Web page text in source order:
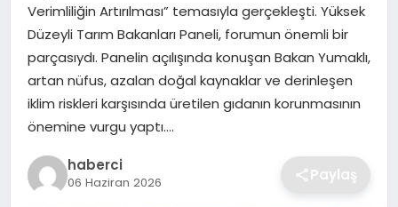
SPOR
TEKNOLOJI
YAŞAM
Verimliliğin Artırılması” temasıyla gerçekleşti. Yüksek
Düzeyli Tarım Bakanları Paneli, forumun önemli bir
parçasıydı. Panelin açılışında konuşan Bakan Yumaklı,
artan nüfus, azalan doğal kaynaklar ve derinleşen
iklim riskleri karşısında üretilen gıdanın korunmasının
önemine vurgu yaptı….
haberci
06 Haziran 2026 Paylaş